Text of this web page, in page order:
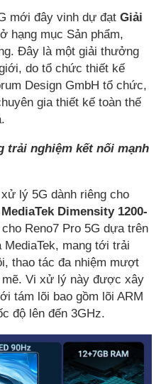
mới đây vinh dự đạt Giải
ở hạng mục Sản phẩm,
Đây là một giải thưởng
do tổ chức thiết kế
Design GmbH tổ chức,
gia thiết kế toàn thế
trải nghiệm kết nối mạnh
lý 5G dành riêng cho
Dimensity 1200-
Reno7 Pro 5G dựa trên
mang tới trải
thao tác đa nhiệm mượt
mẽ. Vi xử lý này được xây
tám lõi bao gồm lõi ARM
độ lên đến 3GHz.